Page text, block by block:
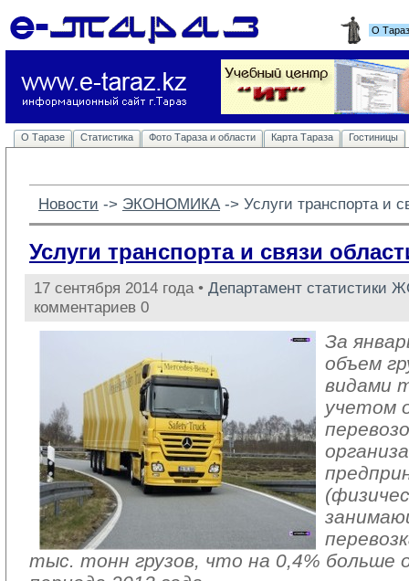
О
О Таразе Статистика Фото Тараза и области Карта Тараза Гостиницы
Новости -> ЭКОНОМИКА -> Услуги транспорта и
Услуги транспорта и связи
17 сентября 2014 года • Департамент статистики
комментариев 0
За
объем
видами
учетом
тыс. тонн грузов, что на 0,4% больше